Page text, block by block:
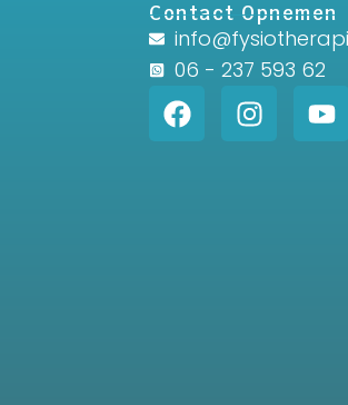
Contact Opnemen
06 - 237 593 62